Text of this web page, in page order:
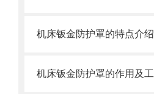
机床钣金防护罩的特点介绍